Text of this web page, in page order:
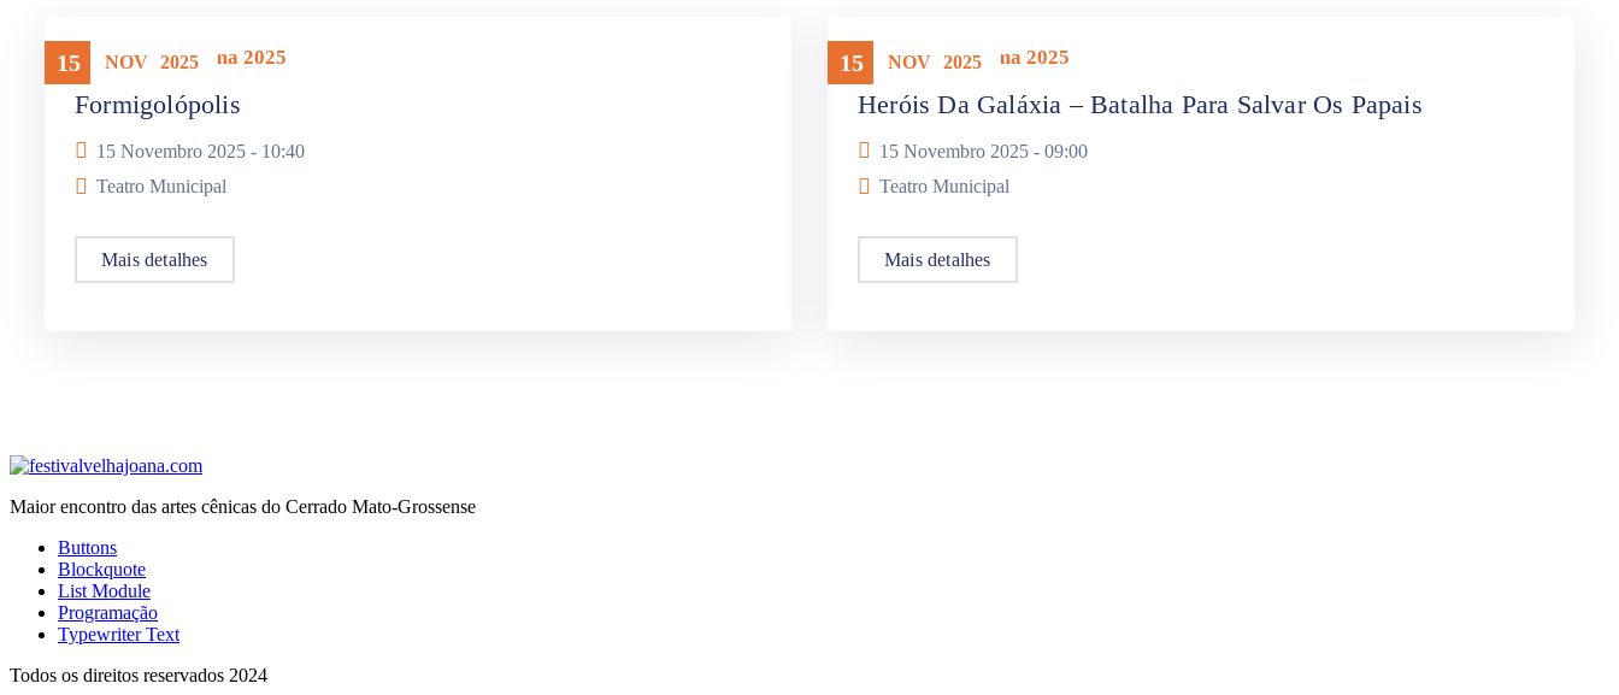
15 NOV 2025
Mostra Panorama 2025
Formigolópolis
15 Novembro 2025 - 10:40
Teatro Municipal
Mais detalhes
15 NOV 2025
Mostra Panorama 2025
Heróis Da Galáxia – Batalha Para Salvar Os Papais
15 Novembro 2025 - 09:00
Teatro Municipal
Mais detalhes
Maior encontro das artes cênicas do Cerrado Mato-Grossense
Buttons
Blockquote
List Module
Programação
Typewriter Text
Todos os direitos reservados 2024